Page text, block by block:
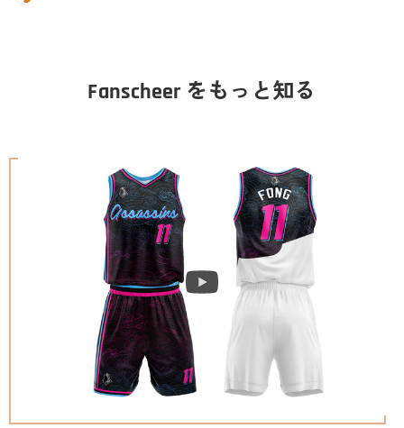
Fanscheer をもっと知る